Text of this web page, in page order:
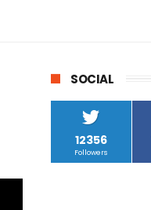
SOCIAL
12356
Followers